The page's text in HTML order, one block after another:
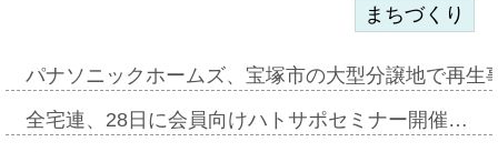
まちづくり
パナソニックホームズ、宝塚市の大型分譲地で再
全宅連、28日に会員向けハトサポセミナー開催…